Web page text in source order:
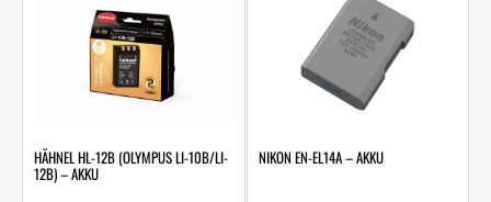
HÄHNEL HL-12B (OLYMPUS LI-10B/LI-
12B) – AKKU
NIKON EN-EL14A – AKKU